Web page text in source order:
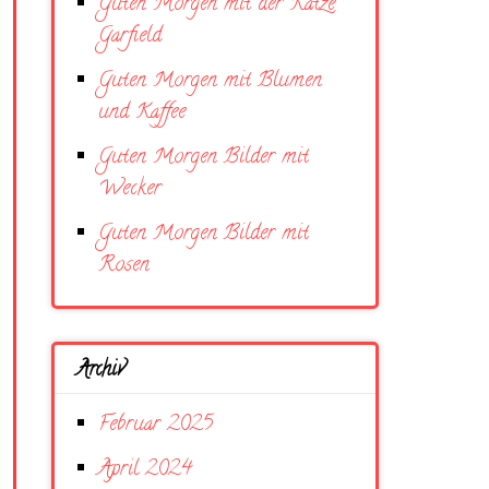
Garfield
Guten Morgen mit Blumen
und Kaffee
Guten Morgen Bilder mit
Wecker
Guten Morgen Bilder mit
Rosen
Archiv
Februar 2025
April 2024